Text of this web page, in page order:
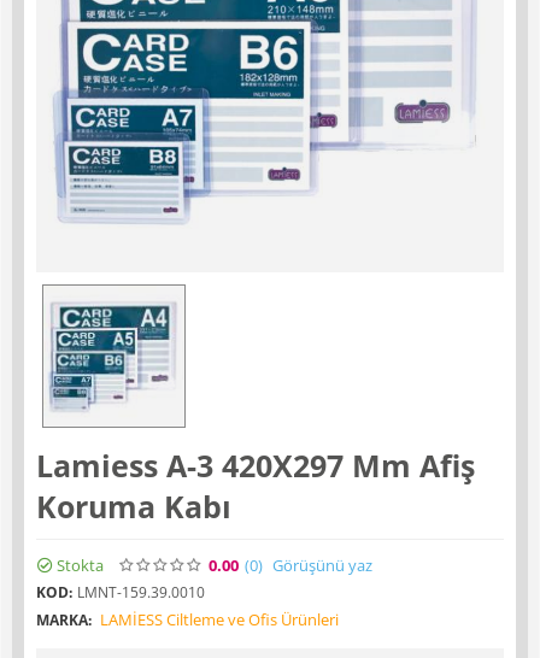
Lamiess A-3 420X297 Mm Afiş
Koruma Kabı
Stokta 0.00 (0) Görüşünü yaz
KOD: LMNT-159.39.0010
MARKA: LAMİESS Ciltleme ve Ofis Ürünleri